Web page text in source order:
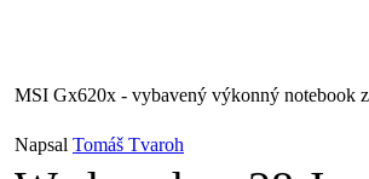
MSI Gx620x - vybavený výkonný notebook
Napsal Tomáš Tvaroh